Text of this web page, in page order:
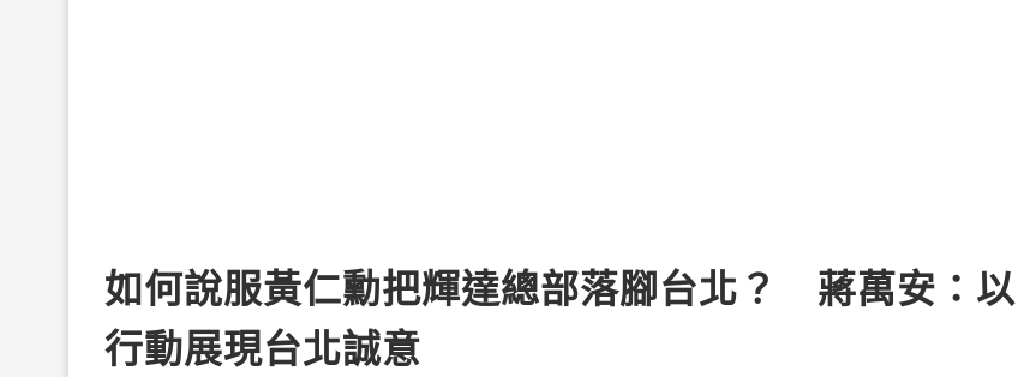
如何說服黃仁勳把輝達總部落腳台北？ 蔣萬安：以
行動展現台北誠意